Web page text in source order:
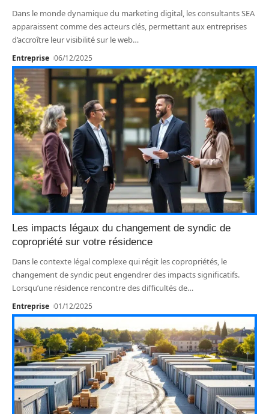
Dans le monde dynamique du marketing digital, les consultants SEA
apparaissent comme des acteurs clés, permettant aux entreprises
d’accroître leur visibilité sur le web…
Entreprise 06/12/2025
Les impacts légaux du changement de syndic de
copropriété sur votre résidence
Dans le contexte légal complexe qui régit les copropriétés, le
changement de syndic peut engendrer des impacts significatifs.
Lorsqu’une résidence rencontre des difficultés de…
Entreprise 01/12/2025